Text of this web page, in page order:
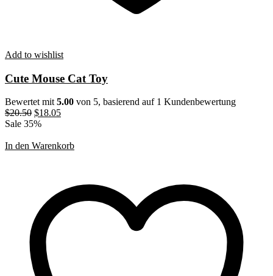
Add to wishlist
Cute Mouse Cat Toy
Bewertet mit 5.00 von 5, basierend auf 1 Kundenbewertung
$20.50 Ursprünglicher
Preis
$20.50
$18.05Aktueller
$18.05.
Sale 35%
In den Warenkorb